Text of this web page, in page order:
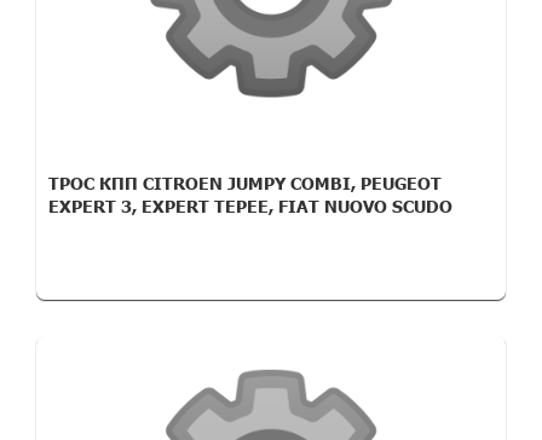
ТРОС КПП CITROEN JUMPY COMBI, PEUGEOT
EXPERT 3, EXPERT TEPEE, FIAT NUOVO SCUDO